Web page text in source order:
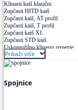
Klinasti kaiš klasični
Zupčasti HITD kaiš
Zupčasti kaiš, AT profil
Zupčasti kaiš, T profil
Zupčasti kaiš XL
Zupčasti STD kaiš
Uskoprofilno klinasto remenje
Uskoprofilno klinasto remenje
Uskoprofilno klinasto remenje
Višekanalno remenje PJ,PK
Prikaži više
Spojnice